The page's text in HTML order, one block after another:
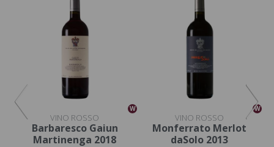
W
VINO ROSSO
Barbaresco Gaiun
Martinenga 2018
W
VINO ROSSO
Monferrato Merlot
daSolo 2013